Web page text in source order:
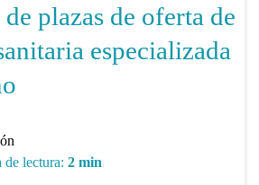
plazas de oferta de
especializada
lectura: 2 min